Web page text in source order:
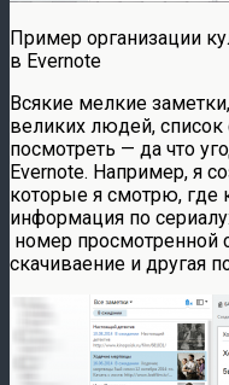
Пример организации
в Evernote
Всякие мелкие
великих людей,
посмотреть — да что
Evernote. Например, я
которые я смотрю, где
информация по
номер просмотренной
скачиваение и другая